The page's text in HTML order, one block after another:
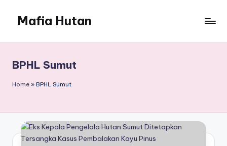
content
Mafia Hutan
dan
Perusakan
Hutan
BPHL Sumut
Home » BPHL Sumut